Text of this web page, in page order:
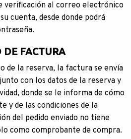
verificación al correo electrónico
cuenta, desde donde podrá
DE FACTURA
de la reserva, la factura se envía
con los datos de la reserva y
donde se le informa de cómo
y de las condiciones de la
del pedido enviado no tiene
como comprobante de compra.